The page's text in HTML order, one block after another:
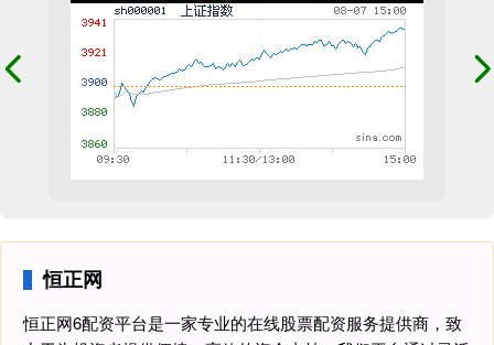
恒正网
恒正网6配资平台是一家专业的在线股票配资服务提供商，致